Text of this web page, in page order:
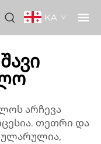
KA
არჩევა
თეთრი და